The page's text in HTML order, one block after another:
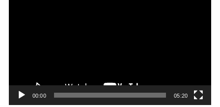
00:00 05:20